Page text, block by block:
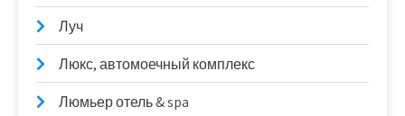
Луч
Люкс, автомоечный комплекс
Люмьер отель & spa